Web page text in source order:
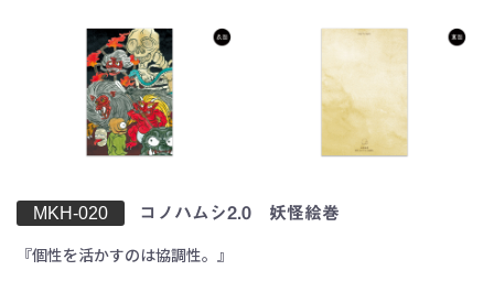
MKH-020 コノハムシ2.0 妖怪絵巻
『個性を活かすのは協調性。』
お買い物を続ける カートへ進む